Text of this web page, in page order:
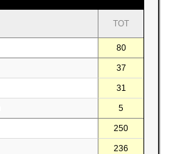
TOT
80
37
31
5
250
236